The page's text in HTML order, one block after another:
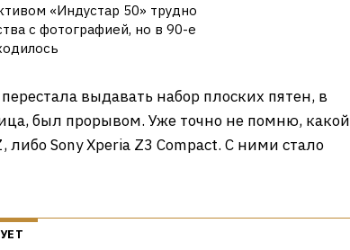
«Индустар 50» трудно
с фотографией, но в 90-е
выдавать набор плоских пятен, в
был прорывом. Уже точно не помню, какой
Sony Xperia Z3 Compact. С ними стало